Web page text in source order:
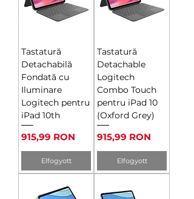
Tastatură
Detachabilă
Fondată cu
Iluminare
Logitech pentru
iPad 10th
Ár
915,99 RON
Elfogyott
Tastatură
Detachable
Logitech
Combo Touch
pentru iPad 10
(Oxford Grey)
Ár
915,99 RON
Elfogyott